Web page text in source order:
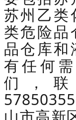
苏州乙类
类危险品
品仓库和
有任何
们，